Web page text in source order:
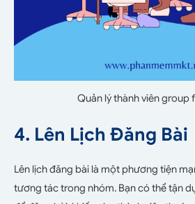
Quản lý thành viên group
4. Lên Lịch Đăng Bài
Lên lịch đăng bài là một phương tiện
tương tác trong nhóm. Bạn có thể tận